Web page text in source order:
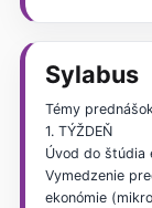
Sylabus
Témy
1. TÝŽDEŇ
Úvod do štúdia
Vymedzenie
ekonómie